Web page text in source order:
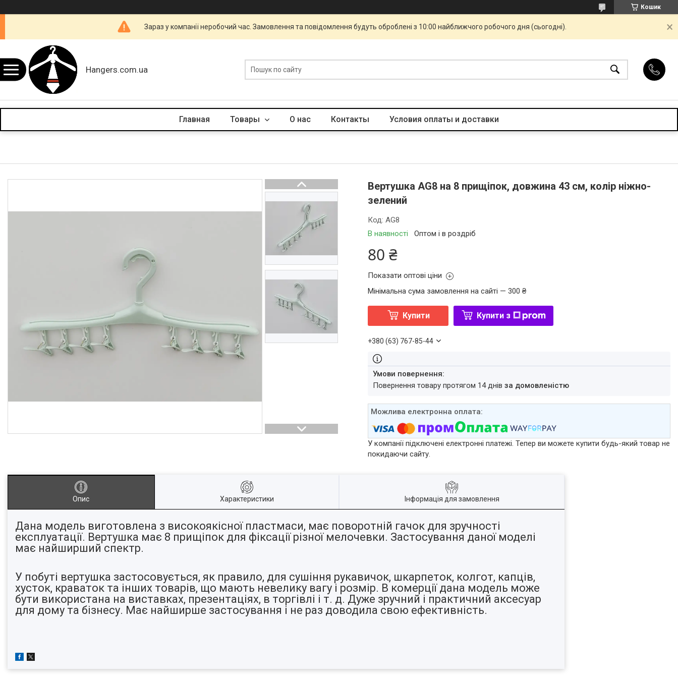
Кошик
Зараз у компанії неробочий час. Замовлення та повідомлення будуть оброблені з 10:00 найближчого робочого дня (сьогодні).
Hangers.com.ua
Главная Товары О нас Контакты Условия оплаты и доставки
Вертушка AG8 на 8 прищіпок, довжина 43 см, колір ніжно-
зелений
В наявності Оптом і в роздріб
Код:AG8
80 ₴
Показати оптові ціни
Мінімальна сума замовлення на сайті — 300 ₴
Купити Купити з
+380 (63) 767-85-44
повернення товару протягом 14 днівза домовленістю
У компанії підключені електронні платежі. Тепер ви можете купити будь-який товар не
покидаючи сайту.
Опис Характеристики Інформація для замовлення
Дана модель виготовлена з високоякісної пластмаси, має поворотній гачок для зручності
експлуатації. Вертушка має 8 прищіпок для фіксації різної мелочевки. Застосування даної моделі
має найширший спектр.
У побуті вертушка застосовується, як правило, для сушіння рукавичок, шкарпеток, колгот, капців,
хусток, краваток та інших товарів, що мають невелику вагу і розмір. В комерції дана модель може
бути використана на виставках, презентаціях, в торгівлі і т. д. Дуже зручний і практичний аксесуар
для дому та бізнесу. Має найширше застосування і не раз доводила свою ефективність.